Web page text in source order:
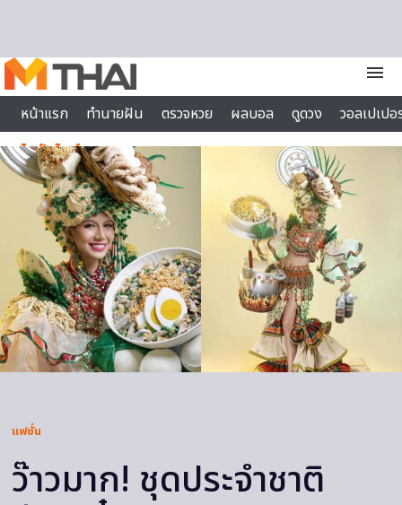
menu
หน้าแรก
ทำนายฝัน ตรวจหวย ผลบอล ดูดวง
วอลเปเป
ไลฟ์สไตล์
แฟชั่น
ว๊าวมาก! ชุดประจำชาติ